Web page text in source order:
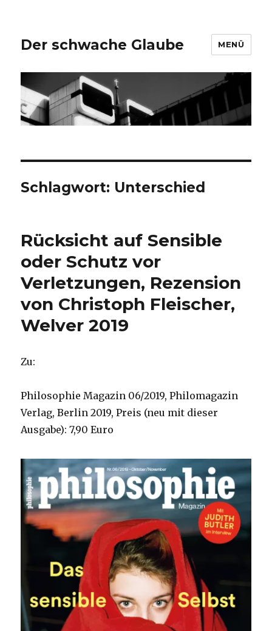
Der schwache Glaube MENÜ
Schlagwort: Unterschied
Rücksicht auf Sensible
oder Schutz vor
Verletzungen, Rezension
von Christoph Fleischer,
Welver 2019
Zu:
Philosophie Magazin 06/2019, Philomagazin
Verlag, Berlin 2019, Preis (neu mit dieser
Ausgabe): 7,90 Euro